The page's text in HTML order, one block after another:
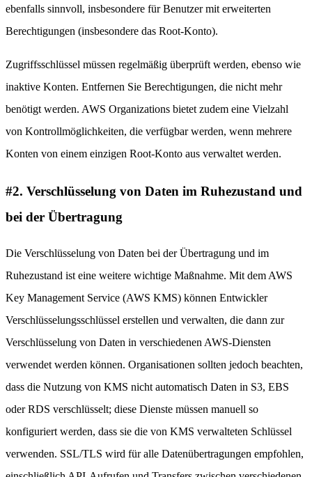
ebenfalls sinnvoll, insbesondere für Benutzer mit erweiterten
Berechtigungen (insbesondere das Root-Konto).
Zugriffsschlüssel müssen regelmäßig überprüft werden, ebenso wie
inaktive Konten. Entfernen Sie Berechtigungen, die nicht mehr
benötigt werden. AWS Organizations bietet zudem eine Vielzahl
von Kontrollmöglichkeiten, die verfügbar werden, wenn mehrere
Konten von einem einzigen Root-Konto aus verwaltet werden.
#2. Verschlüsselung von Daten im Ruhezustand und
bei der Übertragung
Die Verschlüsselung von Daten bei der Übertragung und im
Ruhezustand ist eine weitere wichtige Maßnahme. Mit dem AWS
Key Management Service (AWS KMS) können Entwickler
Verschlüsselungsschlüssel erstellen und verwalten, die dann zur
Verschlüsselung von Daten in verschiedenen AWS-Diensten
verwendet werden können. Organisationen sollten jedoch beachten,
dass die Nutzung von KMS nicht automatisch Daten in S3, EBS
oder RDS verschlüsselt; diese Dienste müssen manuell so
konfiguriert werden, dass sie die von KMS verwalteten Schlüssel
verwenden. SSL/TLS wird für alle Datenübertragungen empfohlen,